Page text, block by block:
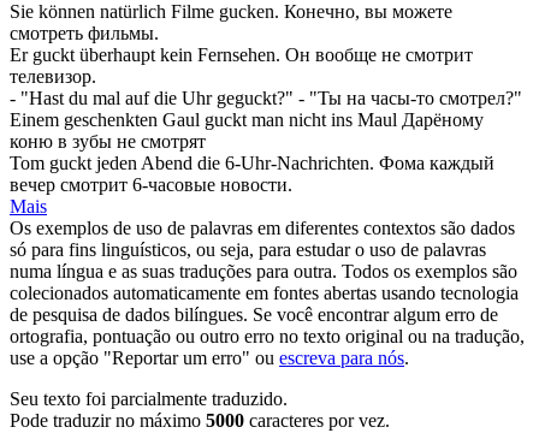
Sie können natürlich Filme gucken. Конечно, вы можете
смотреть фильмы.
Er guckt überhaupt kein Fernsehen. Он вообще не смотрит
телевизор.
- "Hast du mal auf die Uhr geguckt?" - "Ты на часы-то смотрел?"
Einem geschenkten Gaul guckt man nicht ins Maul Дарёному
коню в зубы не смотрят
Tom guckt jeden Abend die 6-Uhr-Nachrichten. Фома каждый
вечер смотрит 6-часовые новости.
Mais
Os exemplos de uso de palavras em diferentes contextos são dados
só para fins linguísticos, ou seja, para estudar o uso de palavras
numa língua e as suas traduções para outra. Todos os exemplos são
colecionados automaticamente em fontes abertas usando tecnologia
de pesquisa de dados bilíngues. Se você encontrar algum erro de
ortografia, pontuação ou outro erro no texto original ou na tradução,
use a opção "Reportar um erro" ou escreva para nós.
Seu texto foi parcialmente traduzido.
Pode traduzir no máximo 5000 caracteres por vez.